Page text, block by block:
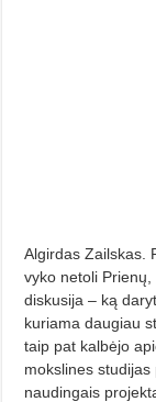
Algirdas Zailskas.
vyko netoli
diskusija – ką
kuriama daugiau
taip pat kalbėjo
mokslines
naudingais